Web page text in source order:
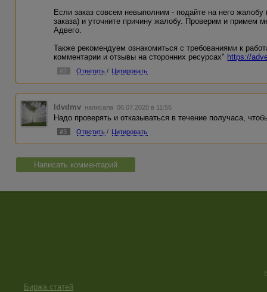
Если заказ совсем невыполним - подайте на него жалобу
заказа) и уточните причину жалобу. Проверим и примем
Адвего.
Также рекомендуем ознакомиться с требованиями к
комментарии и отзывы на сторонних ресурсах" https://
#2 Ответить / Цитировать
ldvdmv написала 06.07.2020 в 11:56
Надо проверять и отказываться в течение получаса,
#3 Ответить / Цитировать
Написать комментарий
Биржа статей